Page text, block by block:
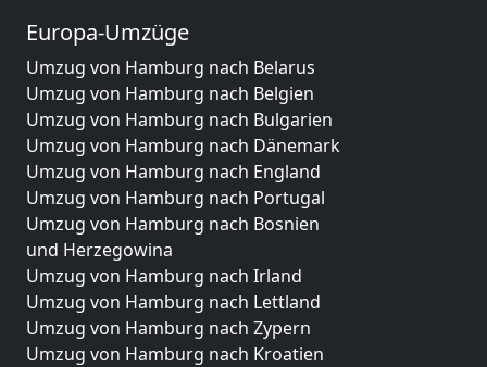
Europa-Umzüge
Umzug von Hamburg nach Belarus
Umzug von Hamburg nach Belgien
Umzug von Hamburg nach Bulgarien
Umzug von Hamburg nach Dänemark
Umzug von Hamburg nach England
Umzug von Hamburg nach Portugal
Umzug von Hamburg nach Bosnien
und Herzegowina
Umzug von Hamburg nach Irland
Umzug von Hamburg nach Lettland
Umzug von Hamburg nach Zypern
Umzug von Hamburg nach Kroatien